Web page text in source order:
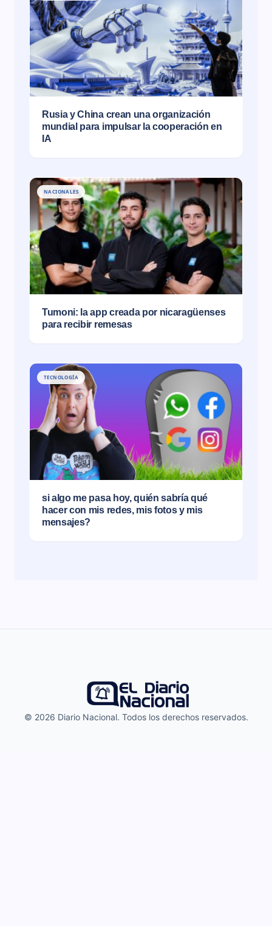
Rusia y China crean una organización
mundial para impulsar la cooperación en
IA
NACIONALES
Tumoni: la app creada por nicaragüenses
para recibir remesas
TECNOLOGÍA
si algo me pasa hoy, quién sabría qué
hacer con mis redes, mis fotos y mis
mensajes?
© 2026 Diario Nacional. Todos los derechos reservados.